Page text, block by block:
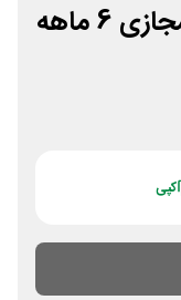
کد تخفیف 15 درصد سرور مجازی 6 ماهه
کپی